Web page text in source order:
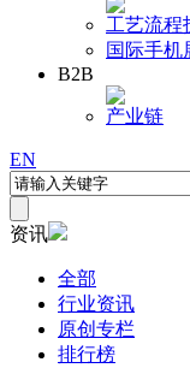
工艺流程
国际手机
B2B
产业链
EN
资讯
全部
行业资讯
原创专栏
排行榜